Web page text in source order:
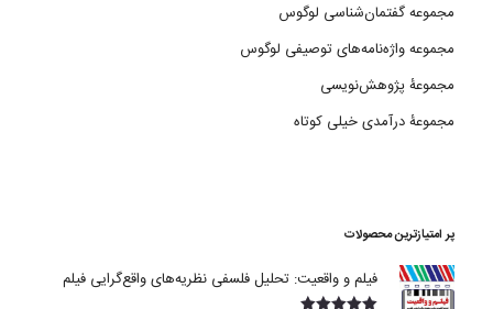
مجموعه گفتمان‌شناسی لوگوس
مجموعه واژه‌نامه‌های توصیفی لوگوس
مجموعۀ پژوهش‌نویسی
مجموعۀ درآمدی خیلی کوتاه
پر امتیازترین محصولات
فیلم و واقعیت: تحلیل فلسفی نظریه‌های واقع‌گرایی فیلم